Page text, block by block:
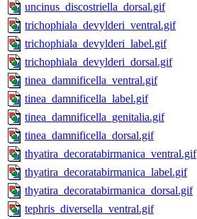
uncinus_discostriella_dorsal.gif
trichophiala_devylderi_ventral.gif
trichophiala_devylderi_label.gif
trichophiala_devylderi_dorsal.gif
tinea_damnificella_ventral.gif
tinea_damnificella_label.gif
tinea_damnificella_genitalia.gif
tinea_damnificella_dorsal.gif
thyatira_decoratabirmanica_ventral.gif
thyatira_decoratabirmanica_label.gif
thyatira_decoratabirmanica_dorsal.gif
tephris_diversella_ventral.gif